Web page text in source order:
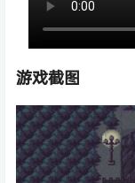
游戏截图